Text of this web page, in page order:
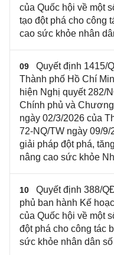
của Quốc hội về một
tạo đột phá cho công
cao sức khỏe nhân
09
Quyết định 1415/
Thành phố Hồ Chí
hiện Nghị quyết 282/
Chính phủ và
ngày 02/3/2026 của
72-NQ/TW ngày 09/
giải pháp đột phá,
nâng cao sức khỏe
10
Quyết định 388/
phủ ban hành Kế
của Quốc hội về một
đột phá cho công tác
sức khỏe nhân dân